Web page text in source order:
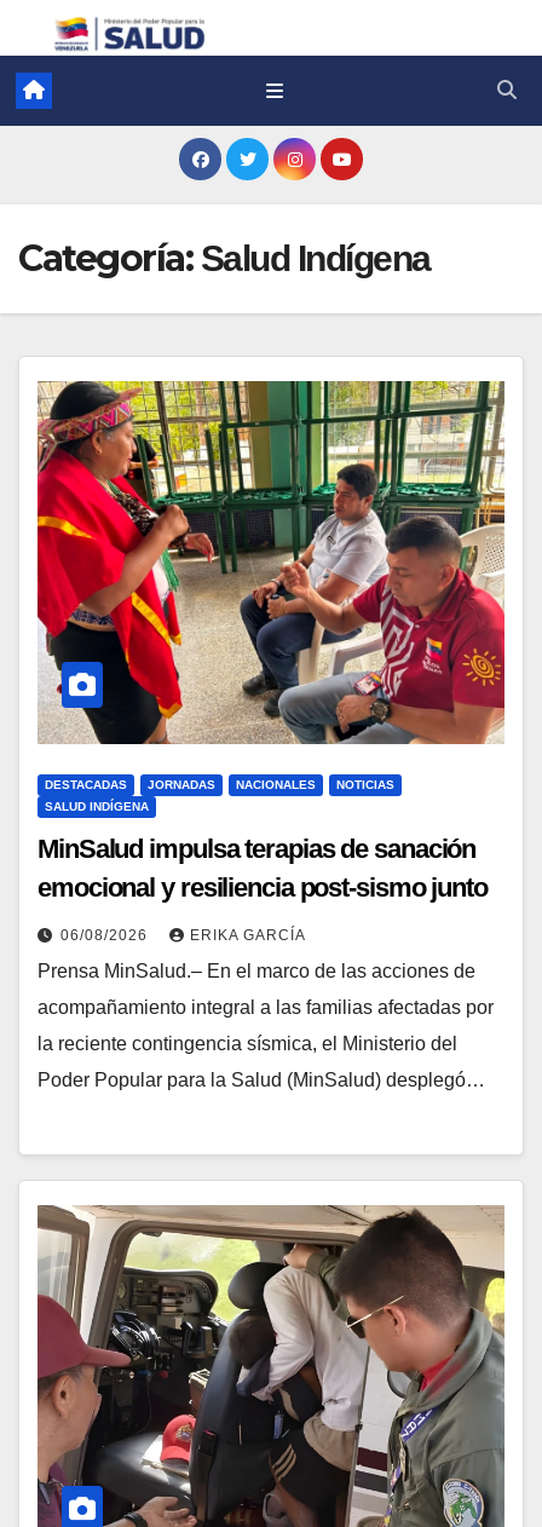
Categoría: Salud Indígena
DESTACADAS JORNADAS NACIONALES
NOTICIAS
SALUD INDÍGENA
MinSalud impulsa terapias de sanación
emocional y resiliencia post-sismo junto
a comunidades indígenas en Caracas
06/08/2026 ERIKA GARCÍA
Prensa MinSalud.– En el marco de las acciones de
acompañamiento integral a las familias afectadas por
la reciente contingencia sísmica, el Ministerio del
Poder Popular para la Salud (MinSalud) desplegó…